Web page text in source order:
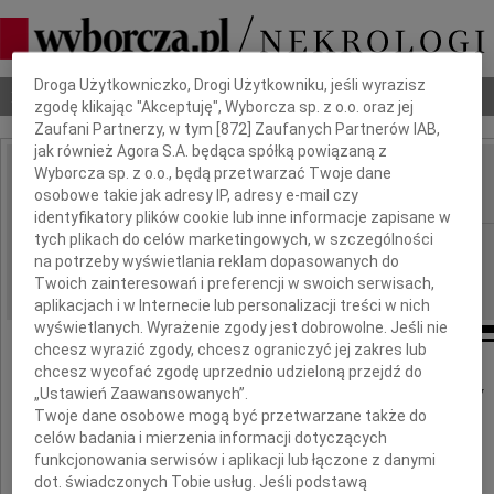
Nekrologi Odeszli Poradnik pogrzebowy
IMIĘ I NAZWISKO: Genowefa Gazda
REGION: Łódź
DATA EMISJI: 12.01.2011
Z głębokim żalem i smutkiem zawiadamiamy
o śmierci naszej drogiej Mamy i Babci
Dbamy o Twoją prywatność
Droga Użytkowniczko, Drogi Użytkowniku, jeśli wyrazisz
zgodę klikając "Akceptuję", Wyborcza sp. z o.o. oraz jej
Zaufani Partnerzy, w tym [872 ] Zaufanych Partnerów IAB,
jak również Agora S.A. będąca spółką powiązaną z
Wyborcza sp. z o.o., będą przetwarzać Twoje dane
osobowe takie jak adresy IP, adresy e-mail czy
identyfikatory plików cookie lub inne informacje zapisane w
tych plikach do celów marketingowych, w szczególności
na potrzeby wyświetlania reklam dopasowanych do
Twoich zainteresowań i preferencji w swoich serwisach,
aplikacjach i w Internecie lub personalizacji treści w nich
wyświetlanych. Wyrażenie zgody jest dobrowolne. Jeśli nie
chcesz wyrazić zgody, chcesz ograniczyć jej zakres lub
chcesz wycofać zgodę uprzednio udzieloną przejdź do
„Ustawień Zaawansowanych”.
Twoje dane osobowe mogą być przetwarzane także do
celów badania i mierzenia informacji dotyczących
funkcjonowania serwisów i aplikacji lub łączone z danymi
dot. świadczonych Tobie usług. Jeśli podstawą